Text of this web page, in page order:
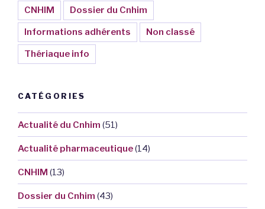
CNHIM Dossier du Cnhim
Informations adhérents Non classé
Thériaque info
CATÉGORIES
Actualité du Cnhim (51)
Actualité pharmaceutique(14)
CNHIM (13)
Dossier du Cnhim (43)